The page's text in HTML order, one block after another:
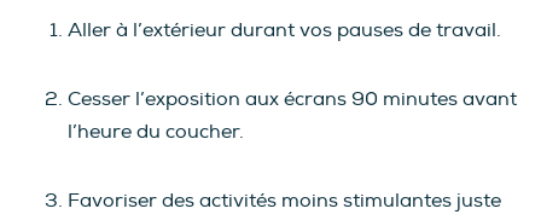
Aller à l’extérieur durant vos pauses de travail.
Cesser l’exposition aux écrans 90 minutes avant
l’heure du coucher.
Favoriser des activités moins stimulantes juste